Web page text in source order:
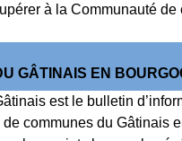
à la Communauté
GÂTINAIS EN
est le bulletin
communes du Gâtinais